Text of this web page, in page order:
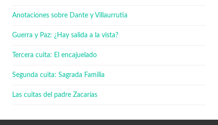
Anotaciones sobre Dante y Villaurrutia
Guerra y Paz: ¿Hay salida a la vista?
Tercera cuita: El encajuelado
Segunda cuita: Sagrada Familia
Las cuitas del padre Zacarías